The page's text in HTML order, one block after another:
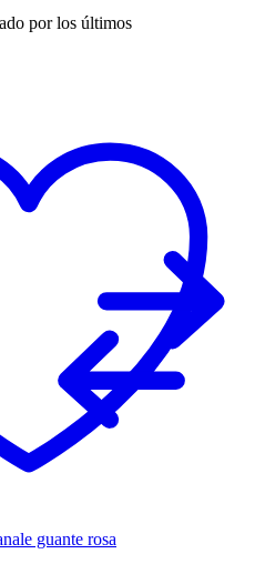
por los últimos